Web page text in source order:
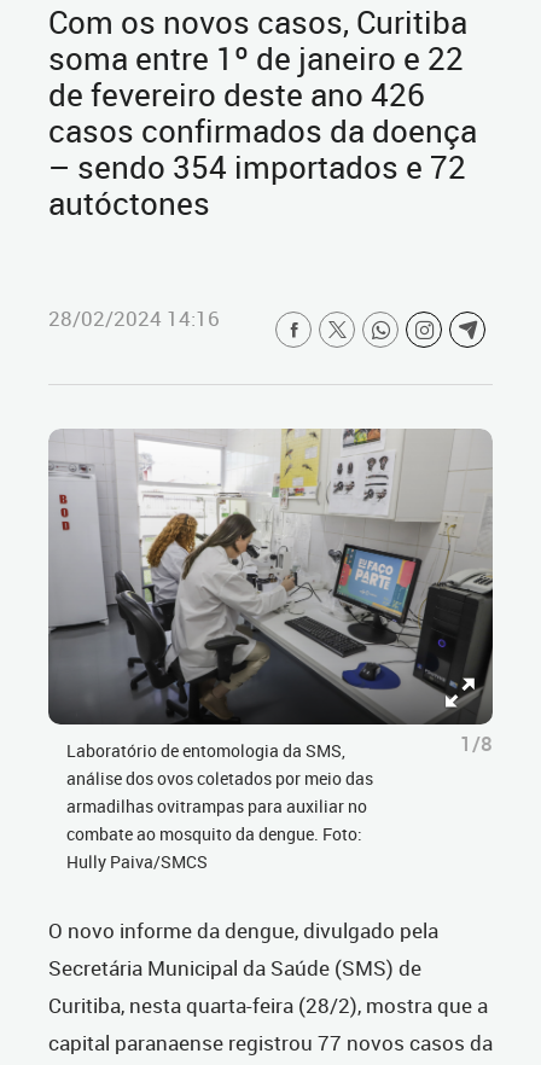
Com os novos casos, Curitiba
soma entre 1º de janeiro e 22
de fevereiro deste ano 426
casos confirmados da doença
– sendo 354 importados e 72
autóctones
28/02/2024 14:16
Laboratório de entomologia da SMS,
análise dos ovos coletados por meio das
armadilhas ovitrampas para auxiliar no
combate ao mosquito da dengue. Foto:
Hully Paiva/SMCS
1/8
O novo informe da dengue, divulgado pela
Secretária Municipal da Saúde (SMS) de
Curitiba, nesta quarta-feira (28/2), mostra que a
capital paranaense registrou 77 novos casos da